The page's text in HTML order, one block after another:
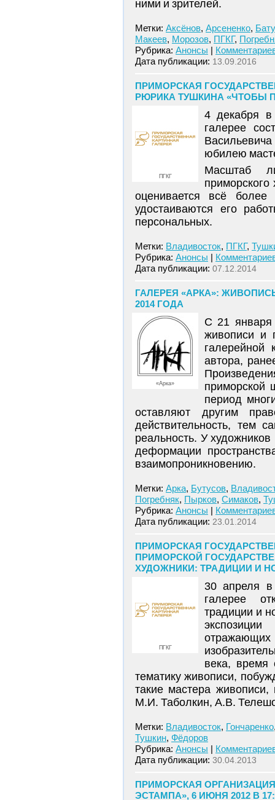
ними и зрителей.
Метки: Аксёнов, Арсененко,
Макеев, Морозов, ПГКГ,
Рубрика: Анонсы |
Дата публикации: 13.09.2016
ПРИМОРСКАЯ
РЮРИКА ТУШКИНА «ЧТОБЫ
ПГКГ
4 декабря в
галерее
юбилею
Масштаб
оценивается всё
удостаиваются его
персональных.
Метки: Владивосток, ПГКГ,
Рубрика: Анонсы |
Дата публикации: 07.12.2014
ГАЛЕРЕЯ «АРКА»:
2014 ГОДА
«Арка»
С 21 января
живописи и
галерейной
автора,
приморской
период
оставляют другим
действительность, тем
реальность. У
деформации
взаимопроникновению.
Метки: Арка, Бутусов,
Погребняк, Пырков, Симаков,
Рубрика: Анонсы |
Дата публикации: 23.01.2014
ПРИМОРСКАЯ
ПРИМОРСКОЙ
ХУДОЖНИКИ: ТРАДИЦИИ И
ПГКГ
30 апреля в
галерее
традиции и
отражающих
века, время
тематику живописи,
такие мастера
М.И. Таболкин, А.В.
Метки: Владивосток, Гончаренко
Тушкин, Фёдоров
Рубрика: Анонсы |
Дата публикации: 30.04.2013
ПРИМОРСКАЯ
ЭСТАМПА», 6 ИЮНЯ 2012 В